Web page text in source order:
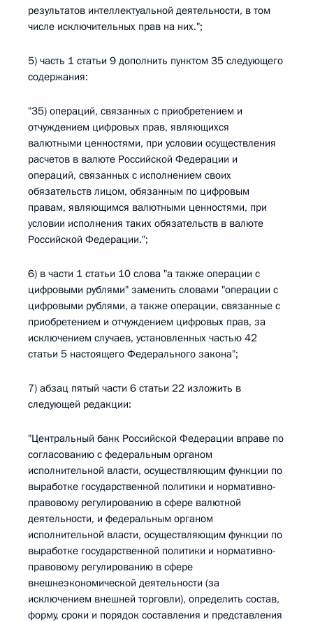
результатов интеллектуальной деятельности, в том
числе исключительных прав на них.";
5) часть 1 статьи 9 дополнить пунктом 35 следующего
содержания:
"35) операций, связанных с приобретением и
отчуждением цифровых прав, являющихся
валютными ценностями, при условии осуществления
расчетов в валюте Российской Федерации и
операций, связанных с исполнением своих
обязательств лицом, обязанным по цифровым
правам, являющимся валютными ценностями, при
условии исполнения таких обязательств в валюте
Российской Федерации.";
6) в части 1 статьи 10 слова "а также операции с
цифровыми рублями" заменить словами "операции с
цифровыми рублями, а также операции, связанные с
приобретением и отчуждением цифровых прав, за
исключением случаев, установленных частью 42
статьи 5 настоящего Федерального закона";
7) абзац пятый части 6 статьи 22 изложить в
следующей редакции:
"Центральный банк Российской Федерации вправе по
согласованию с федеральным органом
исполнительной власти, осуществляющим функции по
выработке государственной политики и нормативно-
правовому регулированию в сфере валютной
деятельности, и федеральным органом
исполнительной власти, осуществляющим функции по
выработке государственной политики и нормативно-
правовому регулированию в сфере
внешнеэкономической деятельности (за
исключением внешней торговли), определить состав,
форму, сроки и порядок составления и представления